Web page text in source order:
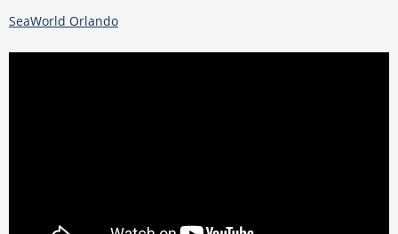
SeaWorld Orlando